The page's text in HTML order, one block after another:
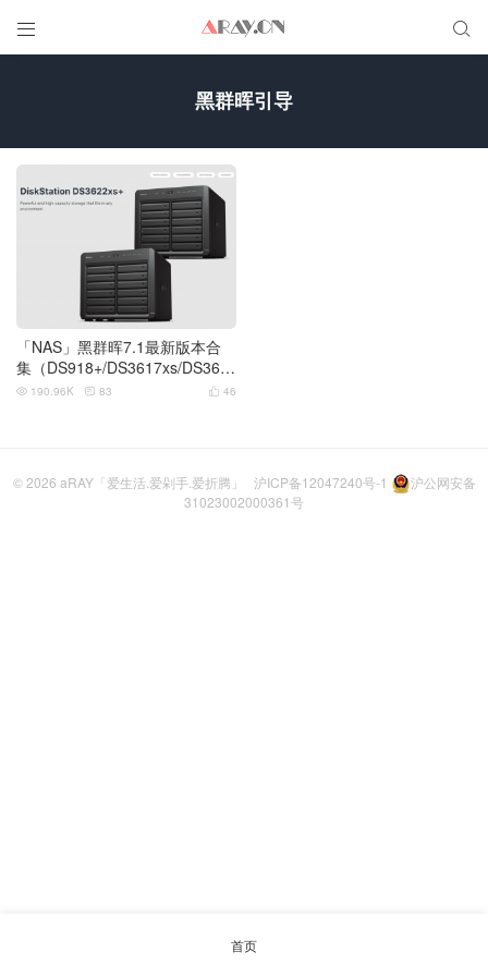
 
黑群晖引导
「NAS」黑群晖7.1最新版本合
集（DS918+/DS3617xs/DS362
2xs，04月22日更新支持7.1.1-4
 46
 190.96K  83
© 2026 aRAY「爱生活.爱剁手.爱折腾」 沪ICP备12047240号-1
沪公网安备
31023002000361号
首页